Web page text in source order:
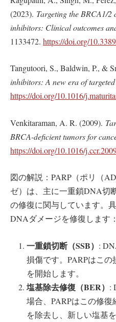
(2023). Targeting the BRCA1/
inhibitors: Clinical outcomes
1133472. https://doi.org/
Tangutoori, S., Baldwin, P., &
inhibitors: A new era of
https://doi.org/10.1016/
Venkitaraman, A. R. (2009).
BRCA-deficient tumors for
https://doi.org/10.1016/
図の解説：PARP（ポリ（
ゼ）は、主に一重鎖DNA切断
の修復に関与しています。
DNAダメージを修復します：
一重鎖切断（SSB） :
損傷です。PARPはこ
を開始します。
塩基除去修復（BER） :
場合、PARPはこの修
を除去し、新しい塩基